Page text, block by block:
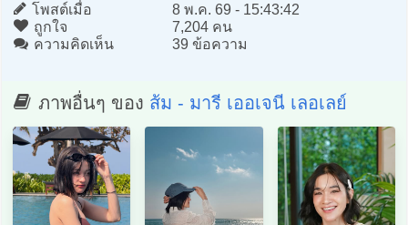
โพสต์เมื่อ
8 พ.ค. 69 - 15:43:42
ถูกใจ
7,204 คน
ความคิดเห็น
39 ข้อความ
ภาพอื่นๆ ของ ส้ม - มารี เออเจนี เลอเลย์